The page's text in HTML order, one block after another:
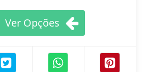
Ver Opções